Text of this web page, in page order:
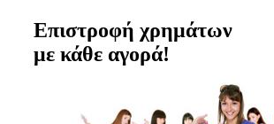
Επιστροφή χρημάτων
με κάθε αγορά!